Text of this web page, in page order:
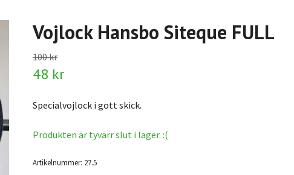
Vojlock Hansbo Siteque FULL
100 kr
48 kr
Specialvojlock i gott skick.
Produkten är tyvärr slut i lager. :(
Artikelnummer: 27.5